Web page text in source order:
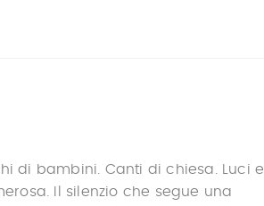
di bambini. Canti di chiesa. Luci e
Il silenzio che segue una